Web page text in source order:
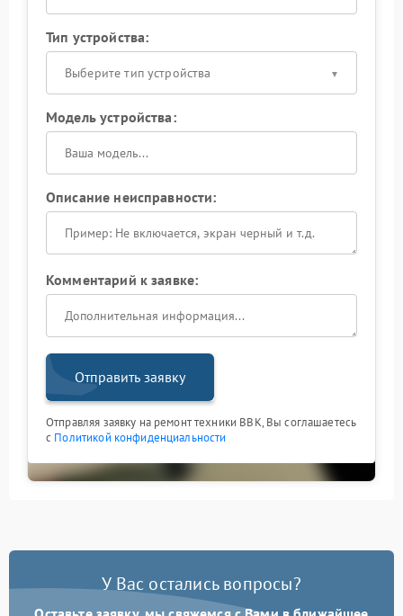
Тип устройства:
Выберите тип устройства
Модель устройства:
Описание неисправности:
Комментарий к заявке:
Отправить заявку
Отправляя заявку на ремонт техники BBK, Вы соглашаетесь
с Политикой конфиденциальности
У Вас остались вопросы?